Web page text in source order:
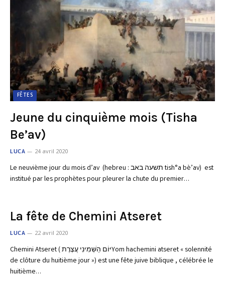
FÊTES
Jeune du cinquième mois (Tisha
Be’av)
LUCA 24 avril 2020
Le neuvième jour du mois d’av (hebreu : תשעה באב tish°a bè’av) est
institué par les prophètes pour pleurer la chute du premier…
La fête de Chemini Atseret
LUCA 22 avril 2020
Chemini Atseret ( יּוֹם הַשְּׁמִינִי עֲצֶרֶתYom hachemini atseret « solennité
de clôture du huitième jour ») est une fête juive biblique , célébrée le
huitième…